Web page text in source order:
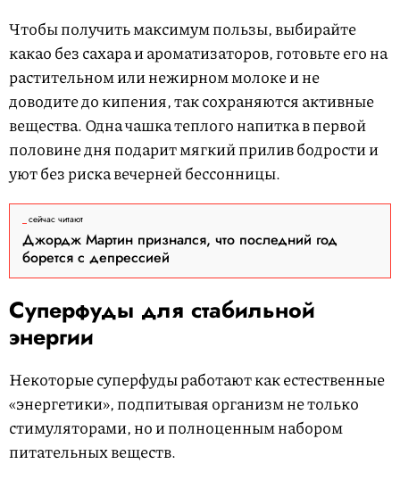
Чтобы получить максимум пользы, выбирайте
какао без сахара и ароматизаторов, готовьте его на
растительном или нежирном молоке и не
доводите до кипения, так сохраняются активные
вещества. Одна чашка теплого напитка в первой
половине дня подарит мягкий прилив бодрости и
уют без риска вечерней бессонницы.
сейчас читают
Джордж Мартин признался, что последний год
борется с депрессией
Суперфуды для стабильной
энергии
Некоторые суперфуды работают как естественные
«энергетики», подпитывая организм не только
стимуляторами, но и полноценным набором
питательных веществ.